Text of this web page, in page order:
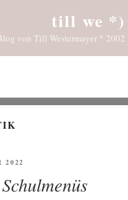
till we *)
von Till Westermayer * 2002
2022